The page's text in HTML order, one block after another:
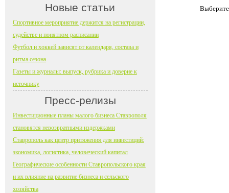
Новые статьи
Спортивное мероприятие держится на регистрации,
судействе и понятном расписании
Футбол и хоккей зависят от календаря, состава и
ритма сезона
Газеты и журналы: выпуск, рубрика и доверие к
источнику
Пресс-релизы
Инвестиционные планы малого бизнеса Ставрополя
становятся невозвратными издержками
Ставрополь как центр притяжения для инвестиций:
экономика, логистика, человеческий капитал
Географические особенности Ставропольского края
и их влияние на развитие бизнеса и сельского
хозяйства